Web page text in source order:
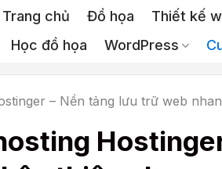
Trang chủ Đồ họa Thiết kế
Học đồ họa
WordPress
– Nền tảng lưu trữ web